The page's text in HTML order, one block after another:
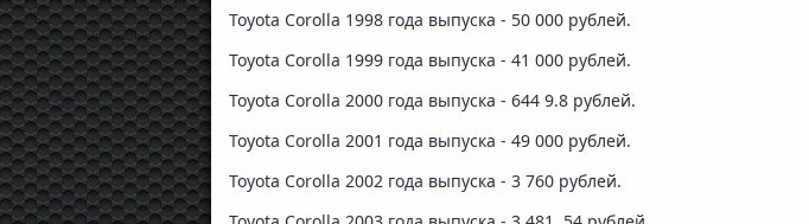
Toyota Corolla 1998 года выпуска - 50 000 рублей.
Toyota Corolla 1999 года выпуска - 41 000 рублей.
Toyota Corolla 2000 года выпуска - 644 9.8 рублей.
Toyota Corolla 2001 года выпуска - 49 000 рублей.
Toyota Corolla 2002 года выпуска - 3 760 рублей.